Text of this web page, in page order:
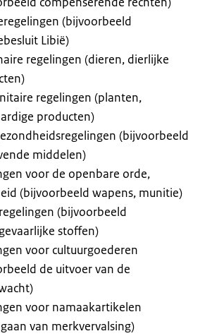
(bijvoorbeeld
Libië)
regelingen (dieren, dierlijke
regelingen (planten,
producten)
(bijvoorbeeld
middelen)
voor de openbare orde,
(bijvoorbeeld wapens, munitie)
(bijvoorbeeld
stoffen)
voor cultuurgoederen
de uitvoer van de
voor namaakartikelen
van merkvervalsing)